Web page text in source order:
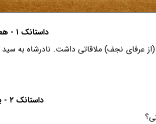
داستانک ۱ - همت نادرشاه
عرفای نجف) ملاقاتی داشت. نادرشاه به
داستانک ۲ - یافتن خدا